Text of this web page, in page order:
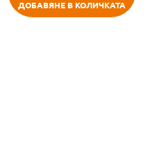
ДОБАВЯНЕ В КОЛИЧКАТА